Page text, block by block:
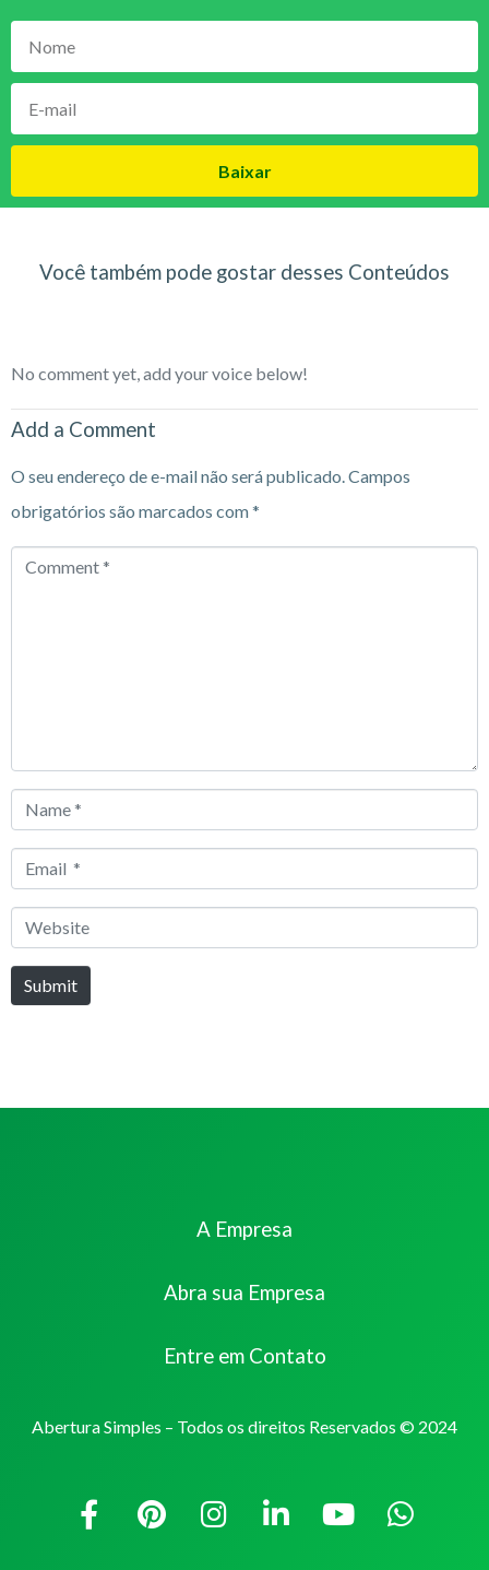
Baixar
Você também pode gostar desses Conteúdos
No comment yet, add your voice below!
Add a Comment
O seu endereço de e-mail não será publicado.Campos
obrigatórios são marcados com*
Comment
Name
Email
Website
Submit
A Empresa
Abra sua Empresa
Entre em Contato
Abertura Simples – Todos os direitos Reservados © 2024